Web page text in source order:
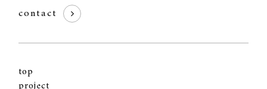
contact
top